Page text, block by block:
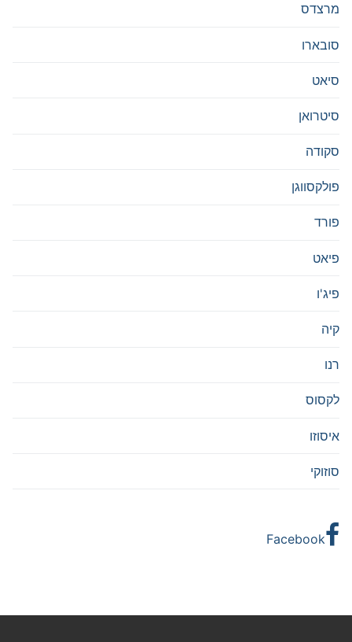
מרצדס
סובארו
סיאט
סיטרואן
סקודה
פולקסווגן
פורד
פיאט
פיג'ו
קיה
רנו
לקסוס
איסוזו
סוזוקי
Facebook